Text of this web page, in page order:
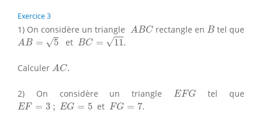
Exercice 3
1) On considère un triangle ABC
A BC rectangle en B
Btel que
AB = √5
AB=5 et BC = √11.
BC=11.
Calculer AC.
AC.
2) On considère un triangleEFG
EFG tel que
EF = 3 ; EG = 5
EF= E G =5 et FG = 7.
FG=